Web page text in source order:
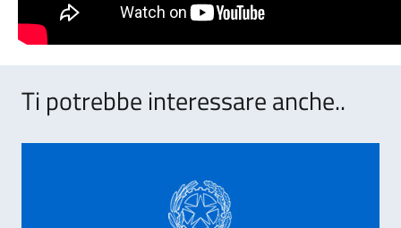
Ti potrebbe interessare anche..